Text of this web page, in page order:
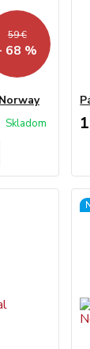
59 €
68 %
Skladom